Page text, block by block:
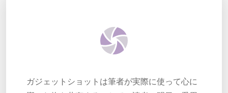
ガジェットショットは筆者が実際に使って心に